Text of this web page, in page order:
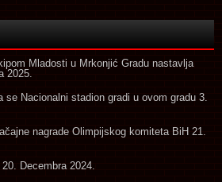
Mladosti u Mrkonjić Gradu nastavlja
2025.
se Nacionalni stadion gradi u ovom gradu 3.
nagrade Olimpijskog komiteta BiH 21.
20. Decembra 2024.